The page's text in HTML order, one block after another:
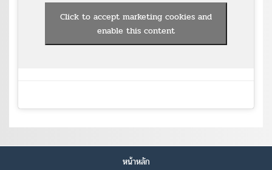
Click to accept marketing cookies and
enable this content
หน้าหลัก